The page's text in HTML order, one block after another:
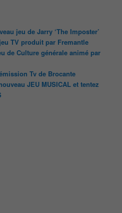
jeu de Jarry ‘The Imposter’
TV produit par Fremantle
de Culture générale animé par
Tv de Brocante
JEU MUSICAL et tentez